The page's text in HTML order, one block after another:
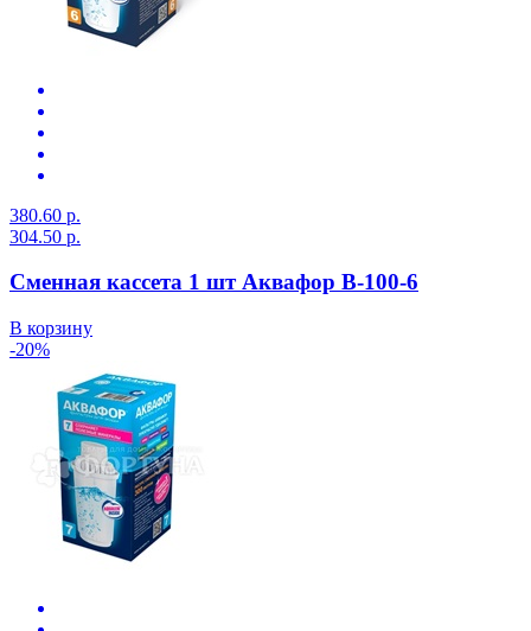
380.60 р.
304.50 р.
Сменная кассета 1 шт Аквафор В-100-6
В корзину
-20%